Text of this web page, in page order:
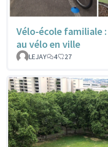
Vélo-école familiale
au vélo en ville
LEJAY 4 27